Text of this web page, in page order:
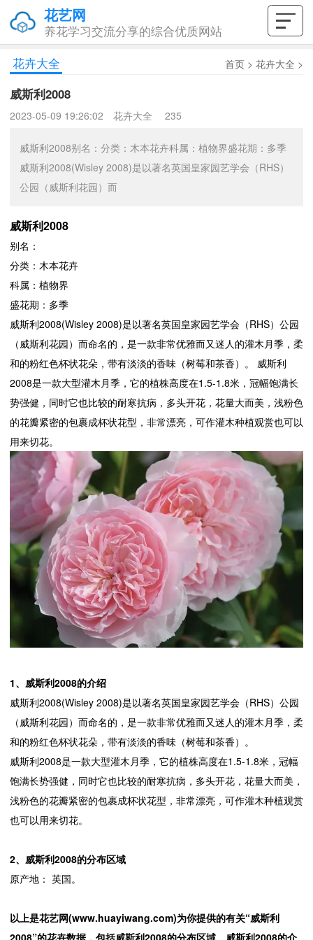
花艺网
养花学习交流分享的综合优质网站
花卉大全
首页 > 花卉大全 >
威斯利2008
2023-05-09 19:26:02 花卉大全 235
威斯利2008别名：分类：木本花卉科属：植物界盛花期：多季
威斯利2008(Wisley 2008)是以著名英国皇家园艺学会（RHS）
公园（威斯利花园）而
威斯利2008
别名：
分类：木本花卉
科属：植物界
盛花期：多季
威斯利2008(Wisley 2008)是以著名英国皇家园艺学会（RHS）公园
（威斯利花园）而命名的，是一款非常优雅而又迷人的灌木月季，柔
和的粉红色杯状花朵，带有淡淡的香味（树莓和茶香）。 威斯利
2008是一款大型灌木月季，它的植株高度在1.5-1.8米，冠幅饱满长
势强健，同时它也比较的耐寒抗病，多头开花，花量大而美，浅粉色
的花瓣紧密的包裹成杯状花型，非常漂亮，可作灌木种植观赏也可以
用来切花。
1、 威斯利2008的介绍
威斯利2008(Wisley 2008)是以著名英国皇家园艺学会（RHS）公园
（威斯利花园）而命名的，是一款非常优雅而又迷人的灌木月季，柔
和的粉红色杯状花朵，带有淡淡的香味（树莓和茶香）。
威斯利2008是一款大型灌木月季，它的植株高度在1.5-1.8米，冠幅
饱满长势强健，同时它也比较的耐寒抗病，多头开花，花量大而美，
浅粉色的花瓣紧密的包裹成杯状花型，非常漂亮，可作灌木种植观赏
也可以用来切花。
2、 威斯利2008的分布区域
原产地： 英国。
以上是花艺网(www.huayiwang.com)为你提供的有关“威斯利